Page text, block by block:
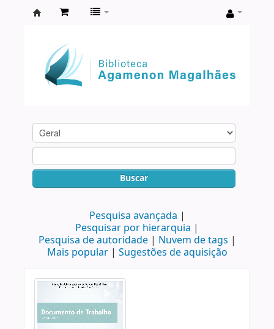
Agamenon
Magalhães
Buscar
Pesquisa avançada
Pesquisar por hierarquia
Pesquisa de autoridade
Nuvem de tags
Mais popular
Sugestões de aquisição